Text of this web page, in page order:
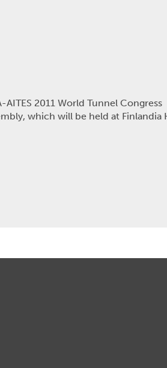
2011 World Tunnel Congress
which will be held at Finlandia